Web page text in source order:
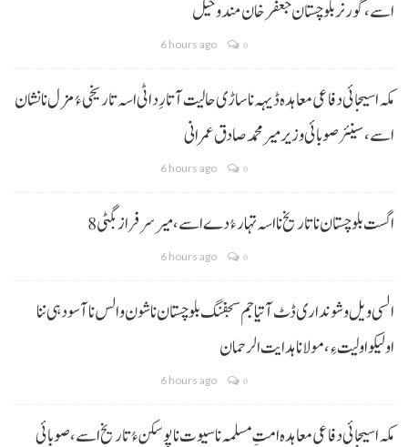
اسے،گورنر بلوچستان جعفر خان مندوخیل
6 hours ago 0
مکہ اسیجائی دفاعی معاہدہ ڈیہہ نا ساڑی حالیت آتا رِد اٹی اسہ تاریخی ءُ مزل نا نشان
اسے،سینئر صوبائی وزیر میر محمد صادق عمرانی
6 hours ago 0
8 اگست بلوچستان نا تاریخ نا اسہ تہار ءُ دے اسے، میرسرفراز بگٹی
6 hours ago 0
السی ویل و شونداری ڈٹ آتیا جم سجفنگ بلوچستان نا شون و الس نا آسودہی ننا
اولیکو اولیت ءِ،مولانا ہدایت الرحمان
6 hours ago 0
مکہ اسیجائی دفاعی معاہدہ امتِ مسلمہ نا سیوت نا پوسکن ءُ تاریخ اسے، صوبائی